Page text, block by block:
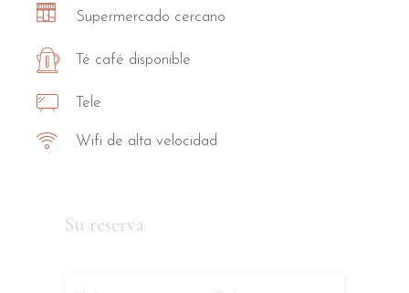
Supermercado cercano
Té café disponible
Tele
Wifi de alta velocidad
Su reserva